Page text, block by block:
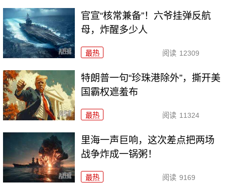
官宣“核常兼备”！六爷挂弹反航
母，炸醒多少人
最热 阅读 12309
特朗普一句“珍珠港除外”，撕开美
国霸权遮羞布
最热 阅读 11324
里海一声巨响，这次差点把两场
战争炸成一锅粥！
最热 阅读 9169